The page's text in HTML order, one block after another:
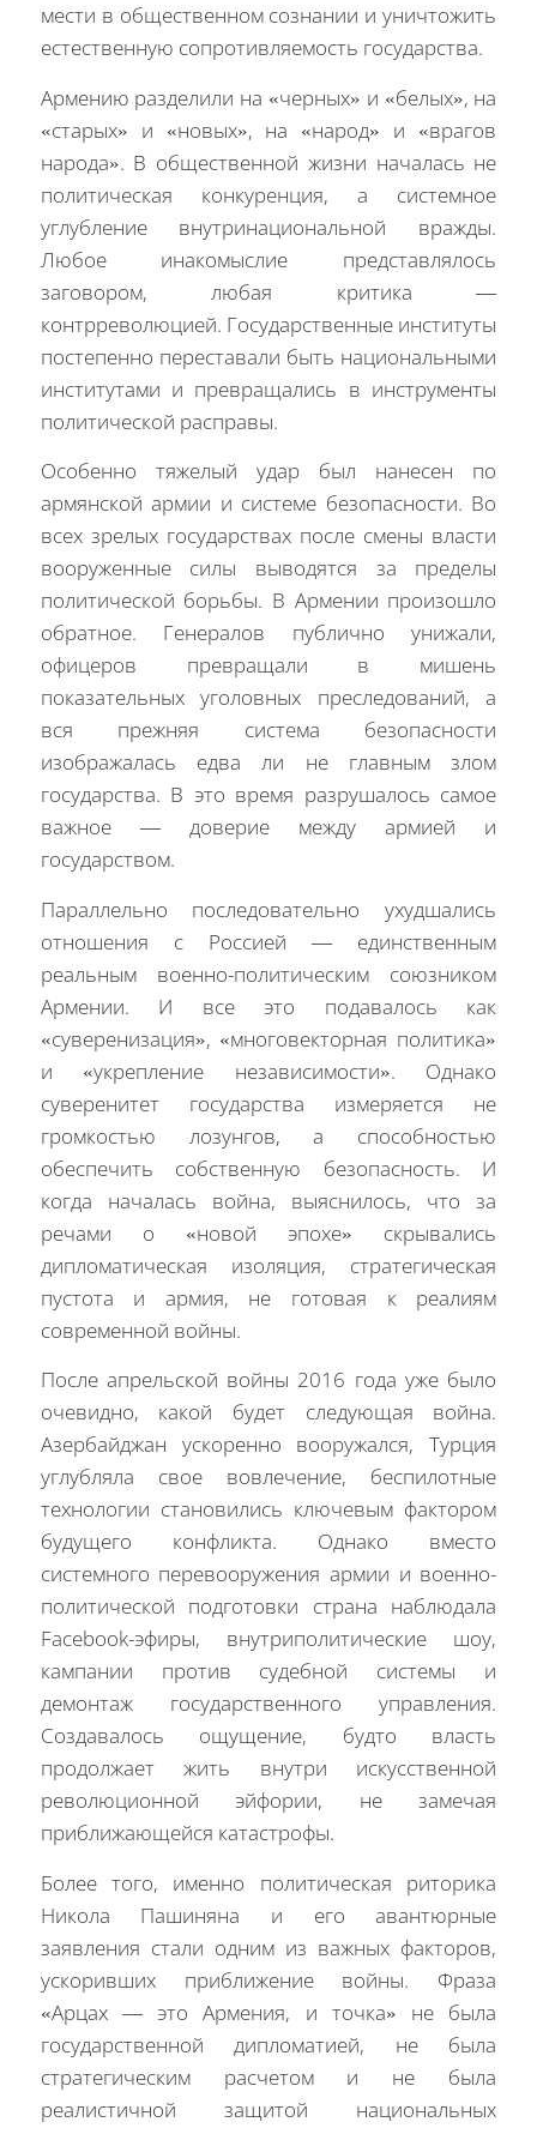
мести в общественном сознании и уничтожить
естественную сопротивляемость государства.
Армению разделили на «черных» и «белых», на
«старых» и «новых», на «народ» и «врагов
народа». В общественной жизни началась не
политическая конкуренция, а системное
углубление внутринациональной вражды.
Любое инакомыслие представлялось
заговором, любая критика —
контрреволюцией. Государственные институты
постепенно переставали быть национальными
институтами и превращались в инструменты
политической расправы.
Особенно тяжелый удар был нанесен по
армянской армии и системе безопасности. Во
всех зрелых государствах после смены власти
вооруженные силы выводятся за пределы
политической борьбы. В Армении произошло
обратное. Генералов публично унижали,
офицеров превращали в мишень
показательных уголовных преследований, а
вся прежняя система безопасности
изображалась едва ли не главным злом
государства. В это время разрушалось самое
важное — доверие между армией и
государством.
Параллельно последовательно ухудшались
отношения с Россией — единственным
реальным военно-политическим союзником
Армении. И все это подавалось как
«суверенизация», «многовекторная политика»
и «укрепление независимости». Однако
суверенитет государства измеряется не
громкостью лозунгов, а способностью
обеспечить собственную безопасность. И
когда началась война, выяснилось, что за
речами о «новой эпохе» скрывались
дипломатическая изоляция, стратегическая
пустота и армия, не готовая к реалиям
современной войны.
После апрельской войны 2016 года уже было
очевидно, какой будет следующая война.
Азербайджан ускоренно вооружался, Турция
углубляла свое вовлечение, беспилотные
технологии становились ключевым фактором
будущего конфликта. Однако вместо
системного перевооружения армии и военно-
политической подготовки страна наблюдала
Facebook-эфиры, внутриполитические шоу,
кампании против судебной системы и
демонтаж государственного управления.
Создавалось ощущение, будто власть
продолжает жить внутри искусственной
революционной эйфории, не замечая
приближающейся катастрофы.
Более того, именно политическая риторика
Никола Пашиняна и его авантюрные
заявления стали одним из важных факторов,
ускоривших приближение войны. Фраза
«Арцах — это Армения, и точка» не была
государственной дипломатией, не была
стратегическим расчетом и не была
реалистичной защитой национальных